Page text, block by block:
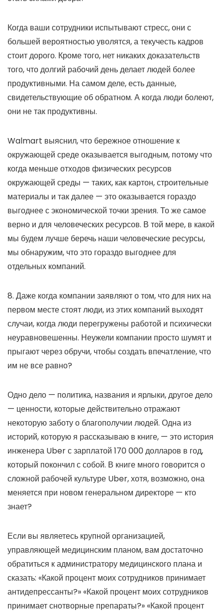
Когда ваши сотрудники испытывают стресс, они с
большей вероятностью уволятся, а текучесть кадров
стоит дорого. Кроме того, нет никаких доказательств
того, что долгий рабочий день делает людей более
продуктивными. На самом деле, есть данные,
свидетельствующие об обратном. А когда люди болеют,
они не так продуктивны.
Walmart выяснил, что бережное отношение к
окружающей среде оказывается выгодным, потому что
когда меньше отходов физических ресурсов
окружающей среды — таких, как картон, строительные
материалы и так далее — это оказывается гораздо
выгоднее с экономической точки зрения. То же самое
верно и для человеческих ресурсов. В той мере, в какой
мы будем лучше беречь наши человеческие ресурсы,
мы обнаружим, что это гораздо выгоднее для
отдельных компаний.
8. Даже когда компании заявляют о том, что для них на
первом месте стоят люди, из этих компаний выходят
случаи, когда люди перегружены работой и психически
неуравновешенны. Неужели компании просто шумят и
прыгают через обручи, чтобы создать впечатление, что
им не все равно?
Одно дело — политика, названия и ярлыки, другое дело
— ценности, которые действительно отражают
некоторую заботу о благополучии людей. Одна из
историй, которую я рассказываю в книге, — это история
инженера Uber с зарплатой 170 000 долларов в год,
который покончил с собой. В книге много говорится о
сложной рабочей культуре Uber, хотя, возможно, она
меняется при новом генеральном директоре — кто
знает?
Если вы являетесь крупной организацией,
управляющей медицинским планом, вам достаточно
обратиться к администратору медицинского плана и
сказать: «Какой процент моих сотрудников принимает
антидепрессанты?» «Какой процент моих сотрудников
принимает снотворные препараты?» «Какой процент